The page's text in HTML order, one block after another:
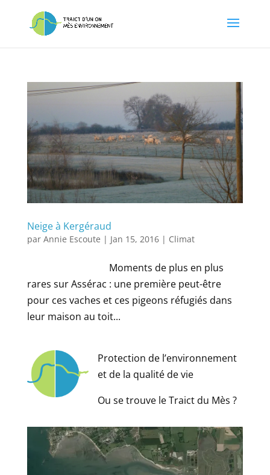
Neige à Kergéraud
par Annie Escoute | Jan 15, 2016| Climat
Moments de plus en plus
rares sur Assérac : une première peut-être
pour ces vaches et ces pigeons réfugiés dans
leur maison au toit...
Protection de l’environnement
et de la qualité de vie
Ou se trouve le Traict du Mès ?